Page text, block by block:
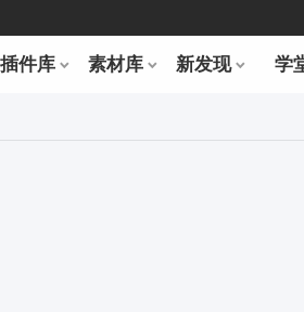
插件库 素材库 新发现 学